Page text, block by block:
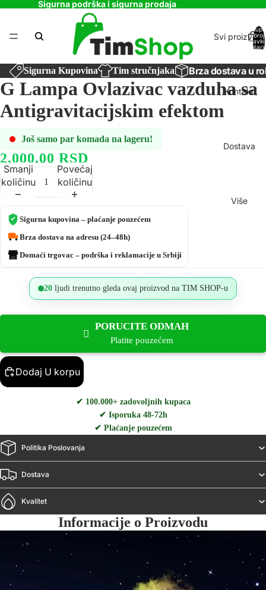
Sigurna podrška i sigurna prodaja
Svi proizvodi
Kontakt
Dostava
Više
broj
stavki
Sigurna Kupovina Tim stručnjaka Brza dostava u
G Lampa Ovlazivac vazduha sa
Antigravitacijskim efektom
Još samo par komada na lageru!
2,000.00 RSD
Smanji
količinu
Povećaj
količinu
Sigurna kupovina – plaćanje pouzećem
Brza dostava na adresu (24–48h)
Domaći trgovac – podrška i reklamacije u Srbiji
20 ljudi trenutno gleda ovaj proizvod na TIM SHOP-u
PORUCITE ODMAH
Platite pouzećem
Dodaj U korpu
✔ 100.000+ zadovoljnih kupaca
✔ Isporuka 48-72h
✔ Plaćanje pouzećem
Politika Poslovanja
Dostava
Kvalitet
Informacije o Proizvodu